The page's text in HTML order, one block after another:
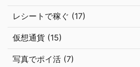
レシートで稼ぐ (17)
仮想通貨 (15)
写真でポイ活 (7)